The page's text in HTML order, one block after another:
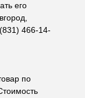
его
466-14-
по